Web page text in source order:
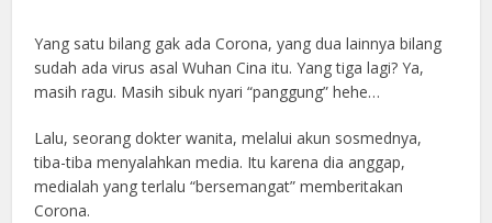
Yang satu bilang gak ada Corona, yang dua lainnya bilang
sudah ada virus asal Wuhan Cina itu. Yang tiga lagi? Ya,
masih ragu. Masih sibuk nyari “panggung” hehe…
Lalu, seorang dokter wanita, melalui akun sosmednya,
tiba-tiba menyalahkan media. Itu karena dia anggap,
medialah yang terlalu “bersemangat” memberitakan
Corona.